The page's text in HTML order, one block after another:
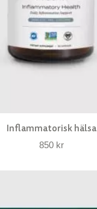
Inflammatorisk hälsa
850 kr